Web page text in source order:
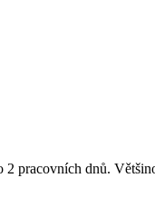
pracovních dnů.